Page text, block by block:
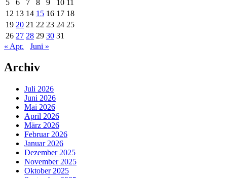
5 6 7 8 9 10 11
12 13 14 15 16 17 18
19 20 21 22 23 24 25
26 27 28 29 30 31
« Apr.
Juni »
Archiv
Juli 2026
Juni 2026
Mai 2026
April 2026
März 2026
Februar 2026
Januar 2026
Dezember 2025
November 2025
Oktober 2025